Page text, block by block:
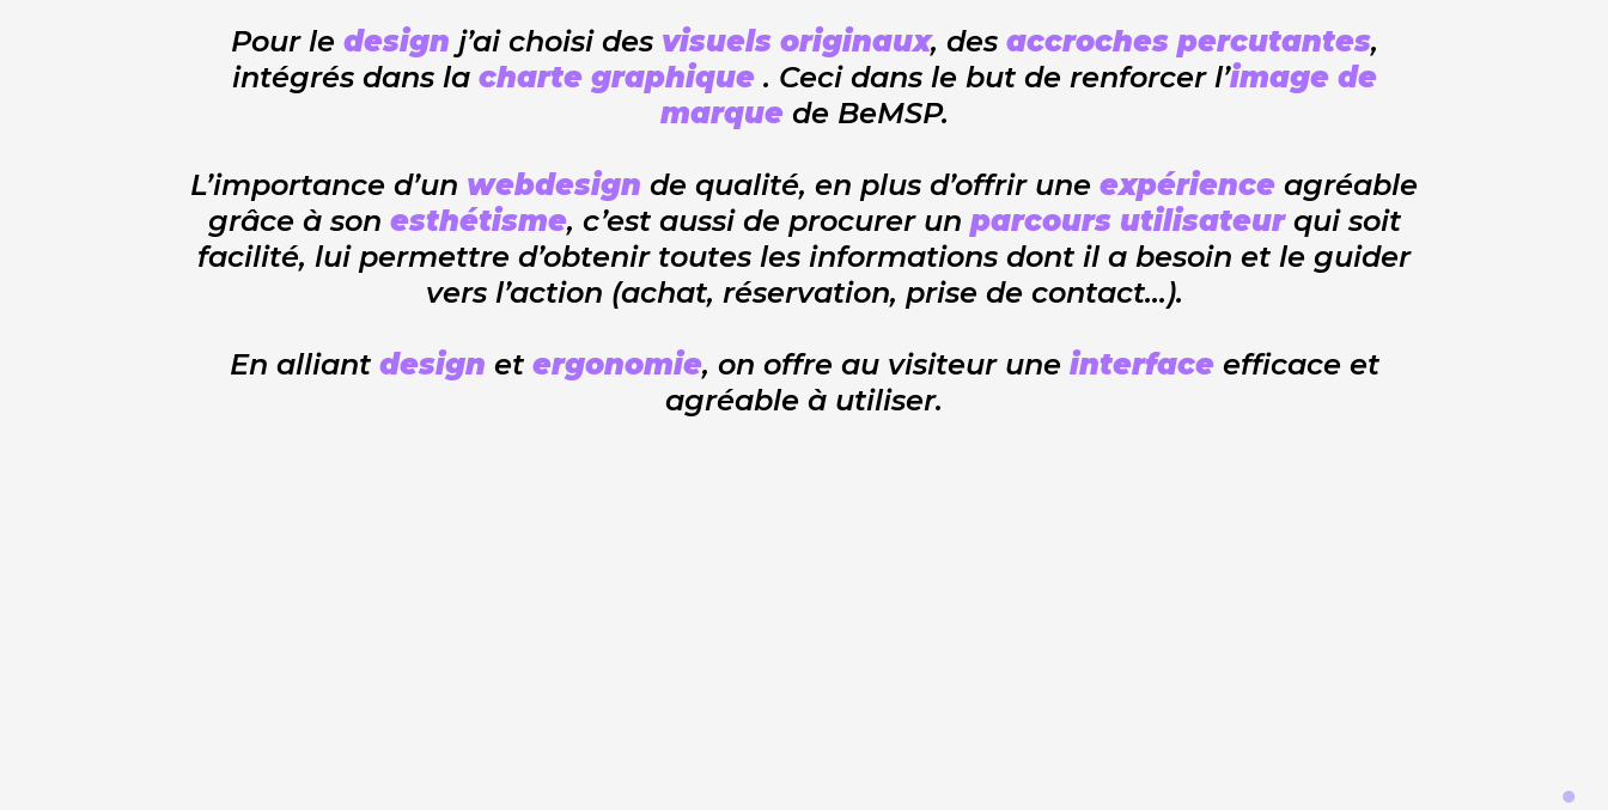
Pour le design j’ai choisi des visuels originaux, des accroches percutantes,
intégrés dans la charte graphique. Ceci dans le but de renforcer l’image de
marque de BeMSP.
L’importance d’un webdesign de qualité, en plus d’offrir une expérience agréable
grâce à son esthétisme, c’est aussi de procurer un parcours utilisateur qui soit
facilité, lui permettre d’obtenir toutes les informations dont il a besoin et le guider
vers l’action (achat, réservation, prise de contact…).
En alliant design et ergonomie, on offre au visiteur une interface efficace et
agréable à utiliser.